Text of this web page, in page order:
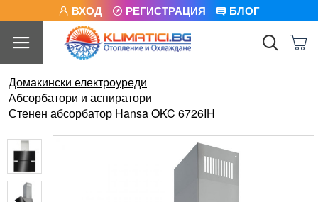
ВХОД РЕГИСТРАЦИЯ БЛОГ
Домакински електроуреди
Абсорбатори и аспиратори
Стенен абсорбатор Hansa OKC 6726IH